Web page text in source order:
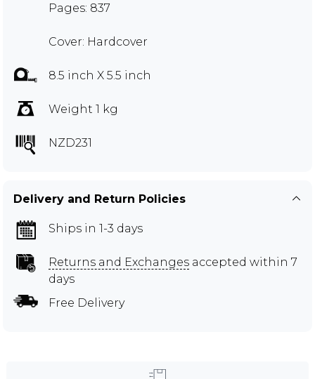
Pages: 837
Cover: Hardcover
8.5 inch X 5.5 inch
Weight 1 kg
NZD231
Delivery and Return Policies
Ships in 1-3 days
Returns and Exchanges accepted within 7
days
Free Delivery